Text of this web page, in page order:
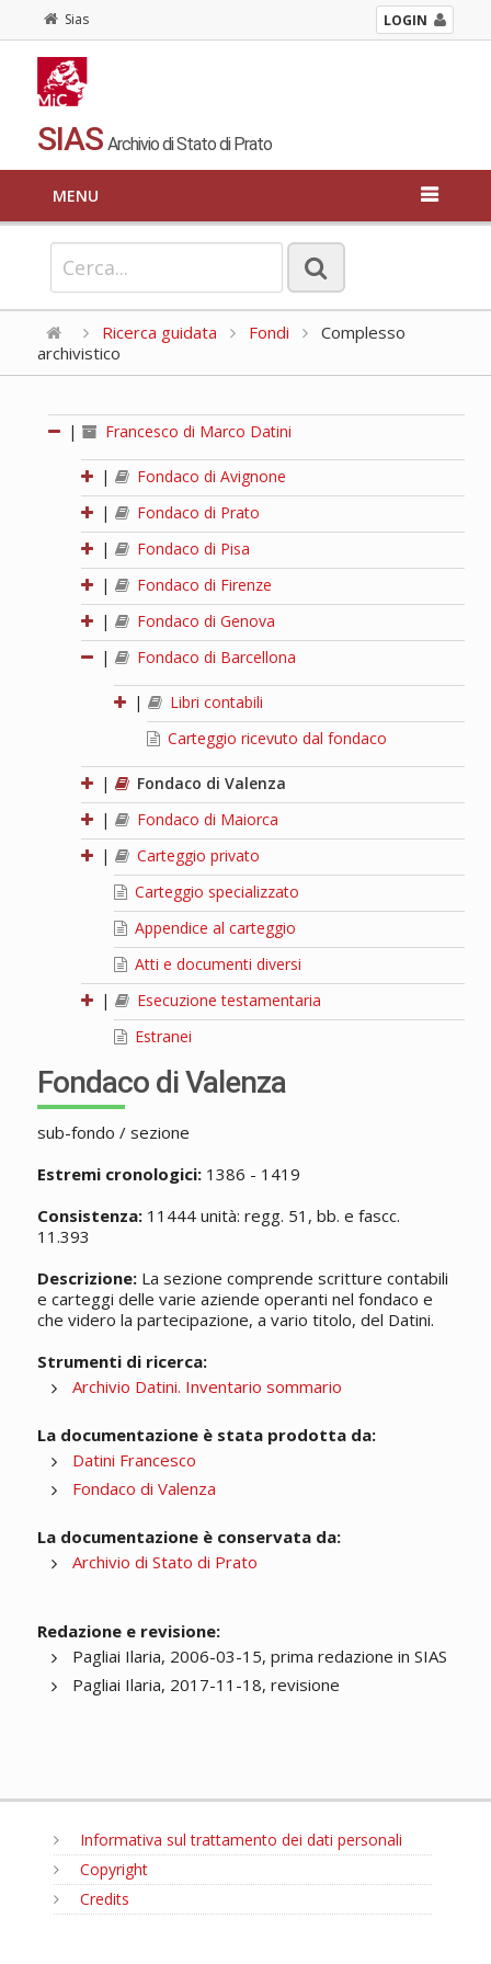
Sias LOGIN
SIAS Archivio di Stato di Prato
MENU
Ricerca guidata Fondi
Complesso
archivistico
| Francesco di Marco Datini
|
Fondaco di Avignone
|
Fondaco di Prato
|
Fondaco di Pisa
|
Fondaco di Firenze
|
Fondaco di Genova
|
Fondaco di Barcellona
|
Libri contabili
Carteggio ricevuto dal fondaco
|
Fondaco di Valenza
|
Fondaco di Maiorca
|
Carteggio privato
Carteggio specializzato
Appendice al carteggio
Atti e documenti diversi
|
Esecuzione testamentaria
Estranei
Fondaco di Valenza
sub-fondo / sezione
Estremi cronologici:1386 - 1419
Consistenza:11444 unità: regg. 51, bb. e fascc.
11.393
Descrizione:La sezione comprende scritture contabili
e carteggi delle varie aziende operanti nel fondaco e
che videro la partecipazione, a vario titolo, del Datini.
Strumenti di ricerca:
Archivio Datini. Inventario sommario
La documentazione è stata prodotta da:
Datini Francesco
Fondaco di Valenza
La documentazione è conservata da:
Archivio di Stato di Prato
Redazione e revisione:
Pagliai Ilaria, 2006-03-15, prima redazione in SIAS
Pagliai Ilaria, 2017-11-18, revisione
Informativa sul trattamento dei dati personali
Copyright
Credits